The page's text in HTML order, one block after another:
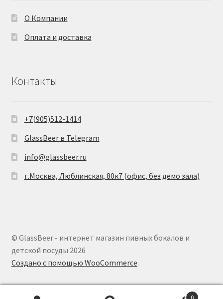
О Компании
Оплата и доставка
Контакты
+7(905)512-1414
GlassBeer в Telegram
info@glassbeer.ru
г.Москва, Люблинская, 80к7 (офис, без демо зала)
© GlassBeer - интернет магазин пивных бокалов и
детской посуды 2026
Создано с помощью WooCommerce.
0